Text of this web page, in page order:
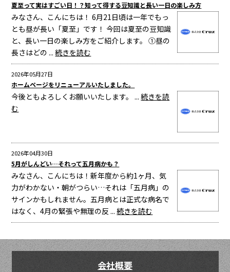
夏至って実はすごい日！？知って得する豆知識と長い一日の楽しみ方
みなさん、こんにちは！ 6月21日頃は一年でもっ
とも昼が長い「夏至」です！ 今回は夏至の豆知識
と、長い一日の楽しみ方をご紹介します。 ①昼の
長さはどの ...続きを読む
2026年05月27日
ホームページをリニューアルいたしました。
今後ともよろしくお願いいたします。 ...続きを読
む
2026年04月30日
5月がしんどい…それって五月病かも？
みなさん、こんにちは！新年度から約1ヶ月、気
力がわかない・朝がつらい…それは「五月病」の
サインかもしれません。五月病とは正式な病名で
はなく、4月の緊張や無理の反 ...続きを読む
会社概要